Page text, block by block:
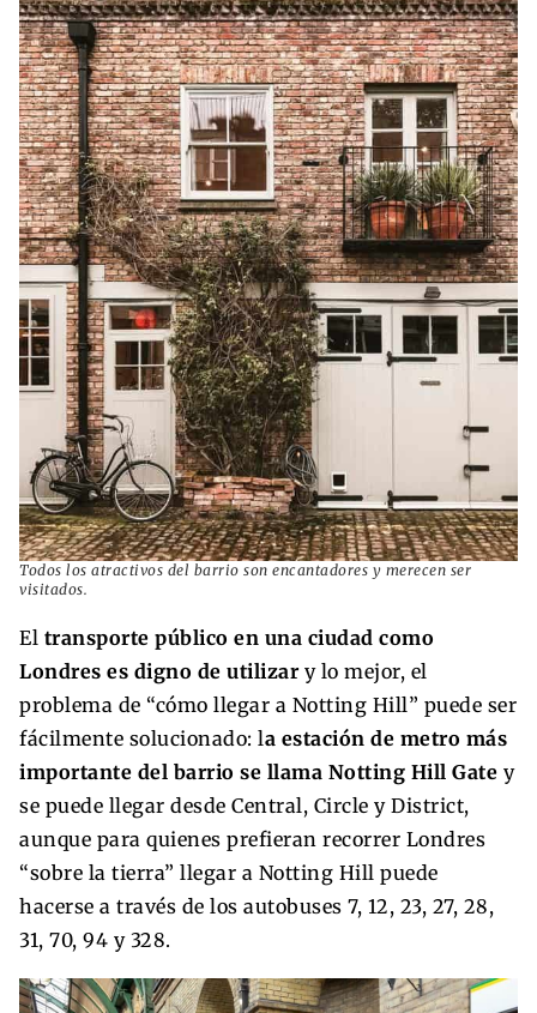
Todos los atractivos del barrio son encantadores y merecen ser
visitados.
El transporte público en una ciudad como
Londres es digno de utilizar y lo mejor, el
problema de “cómo llegar a Notting Hill” puede ser
fácilmente solucionado: la estación de metro más
importante del barrio se llama Notting Hill Gate y
se puede llegar desde Central, Circle y District,
aunque para quienes prefieran recorrer Londres
“sobre la tierra” llegar a Notting Hill puede
hacerse a través de los autobuses 7, 12, 23, 27, 28,
31, 70, 94 y 328.